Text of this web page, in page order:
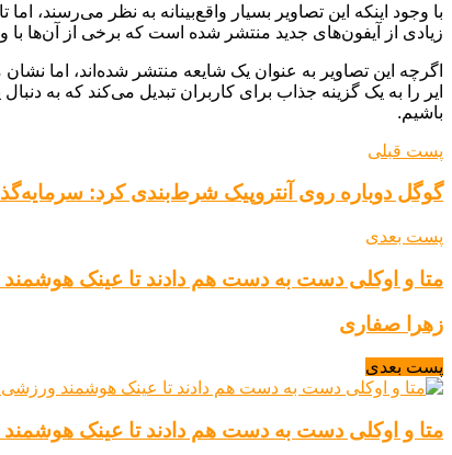
زیادی از آیفون‌های جدید منتشر شده است که برخی از آن‌ها با
ایر را به یک گزینه جذاب برای کاربران تبدیل می‌کند که به
باشیم.
پست قبلی
گوگل دوباره روی آنتروپیک شرط‌بندی کرد:
پست بعدی
متا و اوکلی دست به دست هم دادند تا عینک
زهرا صفاری
پست بعدی
متا و اوکلی دست به دست هم دادند تا عینک